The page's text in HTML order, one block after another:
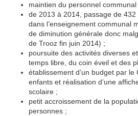
maintien du personnel communal
de 2013 à 2014, passage de
dans l’enseignement communal
de diminution générale donc
de Trooz fin juin 2014) ;
poursuite des activités diverses
temps libre, du coin éveil et des
établissement d’un budget par
enfants et réalisation d’une
scolaire ;
petit accroissement de la
personnes ;